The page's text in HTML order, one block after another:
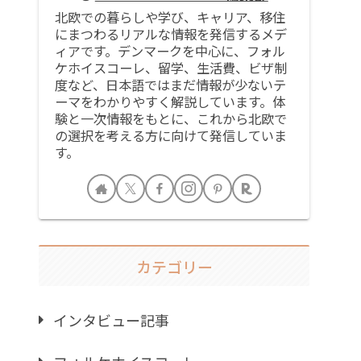
北欧での暮らしや学び、キャリア、移住
にまつわるリアルな情報を発信するメデ
ィアです。デンマークを中心に、フォル
ケホイスコーレ、留学、生活費、ビザ制
度など、日本語ではまだ情報が少ないテ
ーマをわかりやすく解説しています。体
験と一次情報をもとに、これから北欧で
の選択を考える方に向けて発信していま
す。
カテゴリー
インタビュー記事